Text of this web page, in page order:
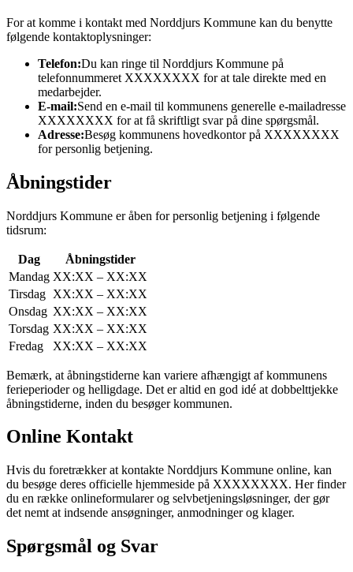
For at komme i kontakt med Norddjurs Kommune kan du benytte
følgende kontaktoplysninger:
Telefon:Du kan ringe til Norddjurs Kommune på
telefonnummeret XXXXXXXX for at tale direkte med en
medarbejder.
E-mail:Send en e-mail til kommunens generelle e-mailadresse
XXXXXXXX for at få skriftligt svar på dine spørgsmål.
Adresse:Besøg kommunens hovedkontor på XXXXXXXX
for personlig betjening.
Åbningstider
Norddjurs Kommune er åben for personlig betjening i følgende
tidsrum:
Dag
Åbningstider
Mandag XX:XX – XX:XX
Tirsdag XX:XX – XX:XX
Onsdag XX:XX – XX:XX
Torsdag XX:XX – XX:XX
Fredag
XX:XX – XX:XX
Bemærk, at åbningstiderne kan variere afhængigt af kommunens
ferieperioder og helligdage. Det er altid en god idé at dobbelttjekke
åbningstiderne, inden du besøger kommunen.
Online Kontakt
Hvis du foretrækker at kontakte Norddjurs Kommune online, kan
du besøge deres officielle hjemmeside på XXXXXXXX. Her finder
du en række onlineformularer og selvbetjeningsløsninger, der gør
det nemt at indsende ansøgninger, anmodninger og klager.
Spørgsmål og Svar